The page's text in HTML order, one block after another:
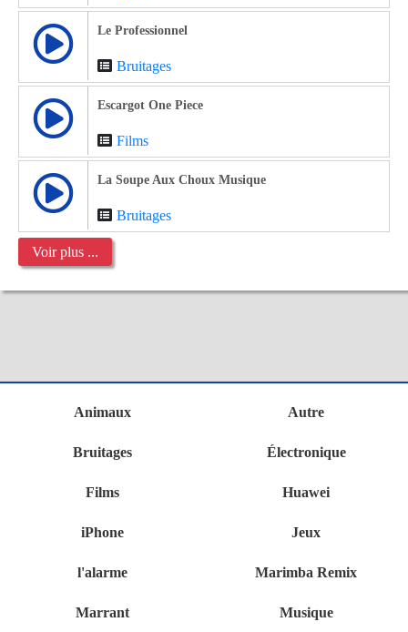
Le Professionnel
Bruitages
Escargot One Piece
Films
La Soupe Aux Choux Musique
Bruitages
Voir plus ...
Animaux Autre
Bruitages Électronique
Films Huawei
iPhone Jeux
l'alarme Marimba Remix
Marrant Musique